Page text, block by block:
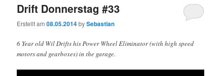
Drift Donnerstag #33
Erstellt am08.05.2014bySebastian
6 Year old Wil Drifts his Power Wheel Eliminator (with high speed
motors and gearboxes) in the garage.